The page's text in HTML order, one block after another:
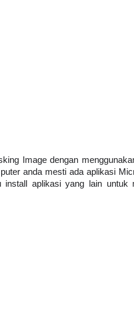
Image dengan
anda mesti ada aplikasi
aplikasi yang lain untuk